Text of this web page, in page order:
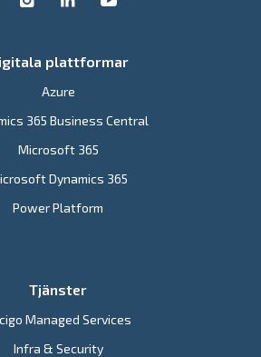
plattformar
Azure
365 Business Central
Microsoft 365
Dynamics 365
Power Platform
Tjänster
Managed Services
Infra & Security